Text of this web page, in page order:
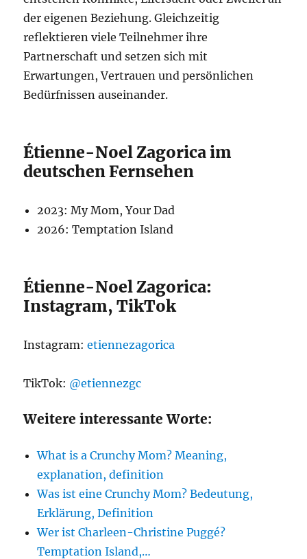
der eigenen Beziehung. Gleichzeitig
reflektieren viele Teilnehmer ihre
Partnerschaft und setzen sich mit
Erwartungen, Vertrauen und persönlichen
Bedürfnissen auseinander.
Étienne-Noel Zagorica im
deutschen Fernsehen
2023: My Mom, Your Dad
2026: Temptation Island
Étienne-Noel Zagorica:
Instagram, TikTok
Instagram:etiennezagorica
TikTok: @etiennezgc
Weitere interessante Worte:
What is a Crunchy Mom? Meaning,
explanation, definition
Was ist eine Crunchy Mom? Bedeutung,
Erklärung, Definition
Wer ist Charleen-Christine Puggé?
Temptation Island,…